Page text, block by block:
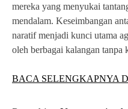
mereka yang menyukai
mendalam. Keseimbangan
naratif menjadi kunci utama
oleh berbagai kalangan
BACA SELENGKAPNYA